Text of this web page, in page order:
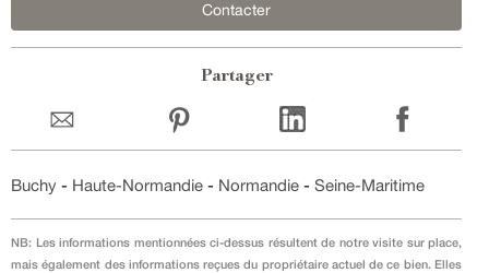
Contacter
Partager
Buchy - Haute-Normandie - Normandie - Seine-Maritime
NB: Les informations mentionnées ci-dessus résultent de notre visite sur place,
mais également des informations reçues du propriétaire actuel de ce bien. Elles